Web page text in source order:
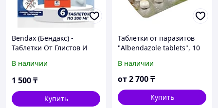
Bendax (Бендакс) -
Таблетки От Глистов И
Взрослых / Египет 6
таблеток
В наличии
1 500₸
Купить
Таблетки от паразитов
"Albendazole tablets", 10
В наличии
от2 700₸
Купить